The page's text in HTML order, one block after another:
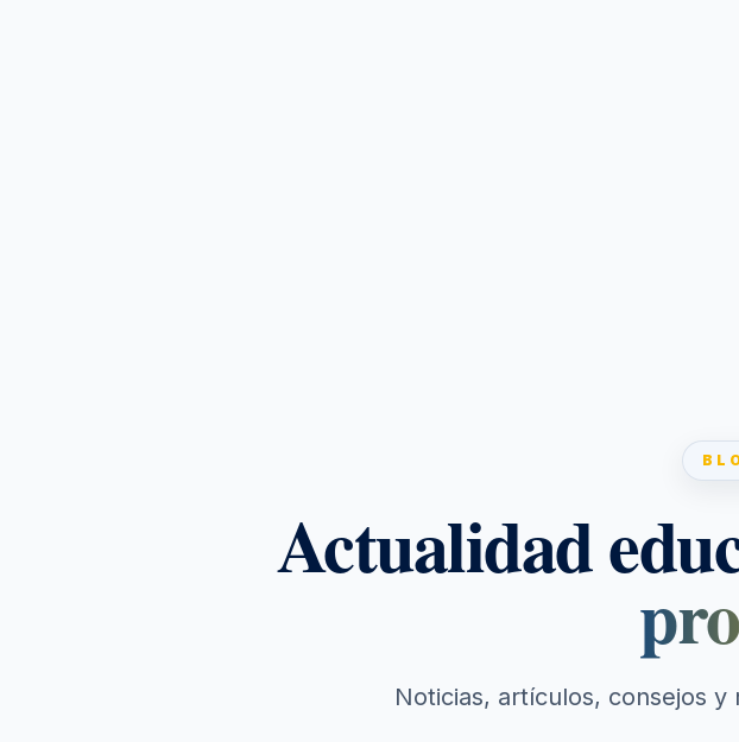
Actualidad
Noticias, artículos, consejos